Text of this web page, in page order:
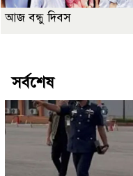
আজ বন্ধু দিবস
সর্বশেষ